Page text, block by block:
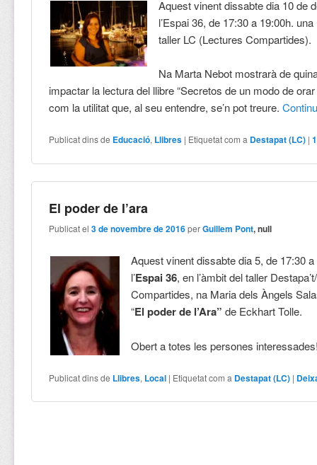
Aquest vinent dissabte dia 10 de
l’Espai 36, de 17:30 a 19:00h.
taller LC (Lectures Compartides).
Na Marta Nebot mostrarà de
impactar la lectura del llibre “Secretos de un modo de
com la utilitat que, al seu entendre, se’n pot treure.
Publicat dins de Educació, Llibres | Etiquetat com a Destapat (LC) |1
El poder de l’ara
Publicat el3 de novembre de 2016 perGuillem Pont, null
Aquest vinent dissabte dia 5, de 17:30
l’Espai 36, en l’àmbit del taller
Compartides, na Maria dels Àngels
“El poder de l’Ara” de Eckhart Tolle.
Obert a totes les persones
Publicat dins de Llibres, Local | Etiquetat com a Destapat (LC) |